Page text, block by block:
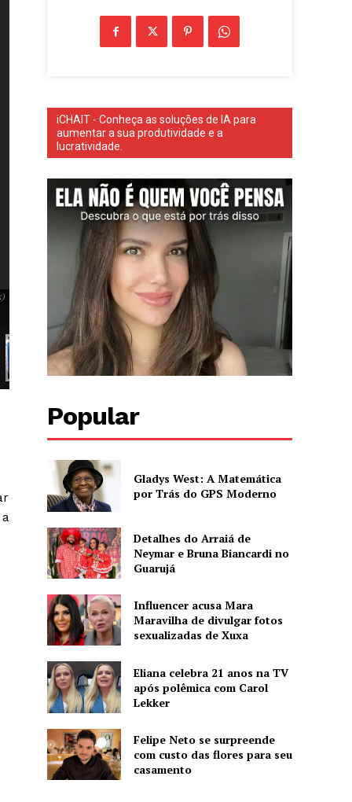
Uma adolescente de 16 anos sobreviveu a um acidente em Greenville, na
Uma adolescente de 16 anos sobreviveu a um acidente em Greenville,
(Foto: Facebook).
iCHAIT - Conheça as soluções de IA para
aumentar a sua produtividade e a
lucratividade.
Popular
Gladys West: A Matemática
por Trás do GPS Moderno
Detalhes do Arraiá de
Neymar e Bruna Biancardi no
Guarujá
Influencer acusa Mara
Maravilha de divulgar fotos
sexualizadas de Xuxa
Eliana celebra 21 anos na TV
após polêmica com Carol
Lekker
Felipe Neto se surpreende
com custo das flores para seu
casamento